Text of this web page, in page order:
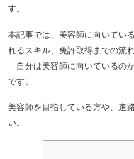
す。
本記事では、美容師に向いてい
れるスキル、免許取得までの流
「自分は美容師に向いている
です。
美容師を目指している方や、進
い。